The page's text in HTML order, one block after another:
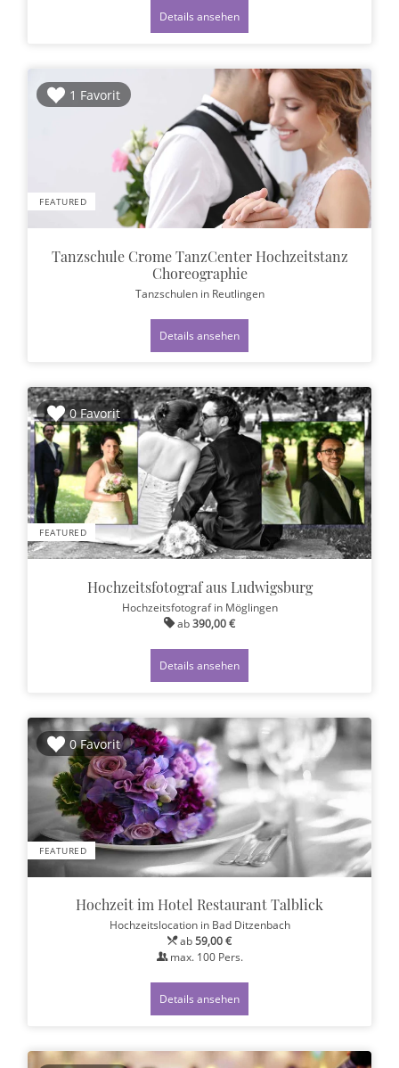
Details ansehen
1 Favorit
FEATURED
Tanzschule Crome TanzCenter Hochzeitstanz
Choreographie
Tanzschulen in Reutlingen
Details ansehen
0 Favorit
FEATURED
Hochzeitsfotograf aus Ludwigsburg
Hochzeitsfotografin Möglingen
ab390,00 €
Details ansehen
0 Favorit
FEATURED
Hochzeit im Hotel Restaurant Talblick
Hochzeitslocation in Bad Ditzenbach
ab59,00 €
max. 100Pers.
Details ansehen